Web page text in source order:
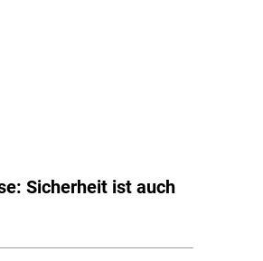
Sicherheit ist auch